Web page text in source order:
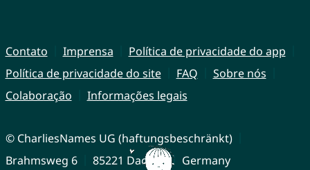
Contato Imprensa
Política de privacidade do app
Política de privacidade do site
FAQ
Sobre nós
Colaboração
Informações legais
© CharliesNames UG (haftungsbeschränkt)
Brahmsweg 6
85221 Dachau Germany